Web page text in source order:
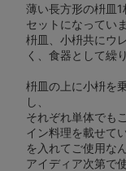
薄い長方形の枡皿
セットになっていま
枡皿、小枡共にウ
く、食器として繰
枡皿の上に小枡を
し、
それぞれ単体でも
イン料理を載せて
を入れてご使用な
アイディア次第で